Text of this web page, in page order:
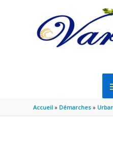
Accueil Démarches